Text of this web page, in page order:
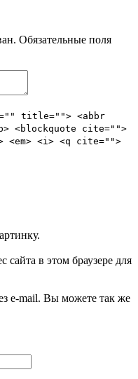
Обязательные поля
title=""> <abbr
<blockquote cite="">
<em> <i> <q cite="">
сайта в этом браузере для
e-mail. Вы можете так же